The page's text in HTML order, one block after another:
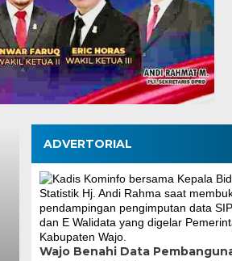
ADVERTORIAL
Wajo Benahi Data